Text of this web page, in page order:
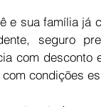
e sua família já
seguro
com
com condições